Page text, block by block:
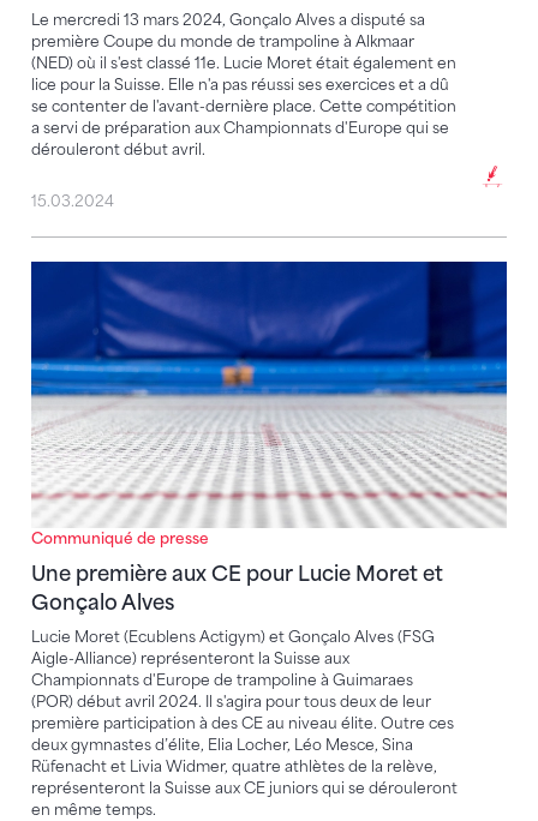
Le mercredi 13 mars 2024, Gonçalo Alves a disputé sa
première Coupe du monde de trampoline à Alkmaar
(NED) où il s'est classé 11e. Lucie Moret était également en
lice pour la Suisse. Elle n'a pas réussi ses exercices et a dû
se contenter de l'avant-dernière place. Cette compétition
a servi de préparation aux Championnats d'Europe qui se
dérouleront début avril.
15.03.2024
Communiqué de presse
Une première aux CE pour Lucie Moret et
Gonçalo Alves
Lucie Moret (Ecublens Actigym) et Gonçalo Alves (FSG
Aigle-Alliance) représenteront la Suisse aux
Championnats d'Europe de trampoline à Guimaraes
(POR) début avril 2024. Il s'agira pour tous deux de leur
première participation à des CE au niveau élite. Outre ces
deux gymnastes d’élite, Elia Locher, Léo Mesce, Sina
Rüfenacht et Livia Widmer, quatre athlètes de la relève,
représenteront la Suisse aux CE juniors qui se dérouleront
en même temps.
Une première aux CE pour Lucie Moret et Gonçalo